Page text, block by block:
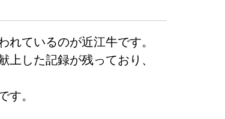
ているのが近江牛です。
した記録が残っており、
す。